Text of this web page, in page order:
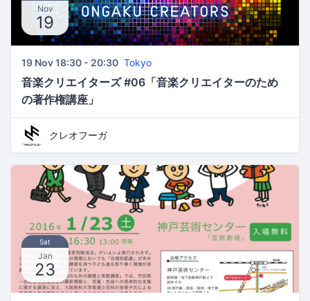
Nov
19
19 Nov 18:30 - 20:30 Tokyo
音楽クリエイターズ #06「音楽クリエイターのため
の著作権講座」
クレオフーガ
Sat
Jan
23